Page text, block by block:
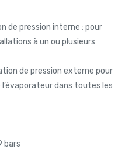
de pression interne ; pour
à un ou plusieurs
de pression externe pour
dans toutes les
bars